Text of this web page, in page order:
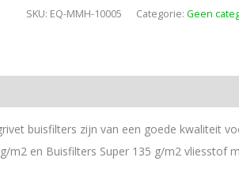
480x58mm
SKU: EQ-MMH-10005 Categorie: Geen
buisfilters zijn van een goede kwaliteit
m2 en Buisfilters Super 135 g/m2 vliesstof